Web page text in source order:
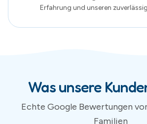
Basierend auf205Google
Super netter Kontakt, unkompliziert